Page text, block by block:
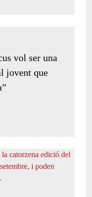
vol ser una
jovent que